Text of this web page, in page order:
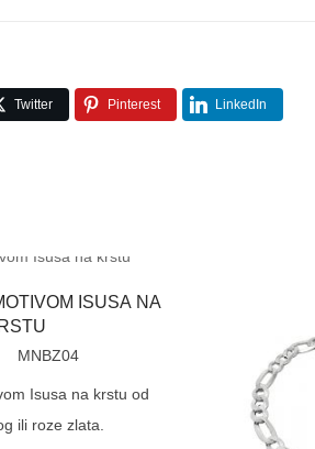
Twitter Pinterest LinkedIn
ISUSA NA
MNBZ04
Isusa na krstu od
ili roze zlata.